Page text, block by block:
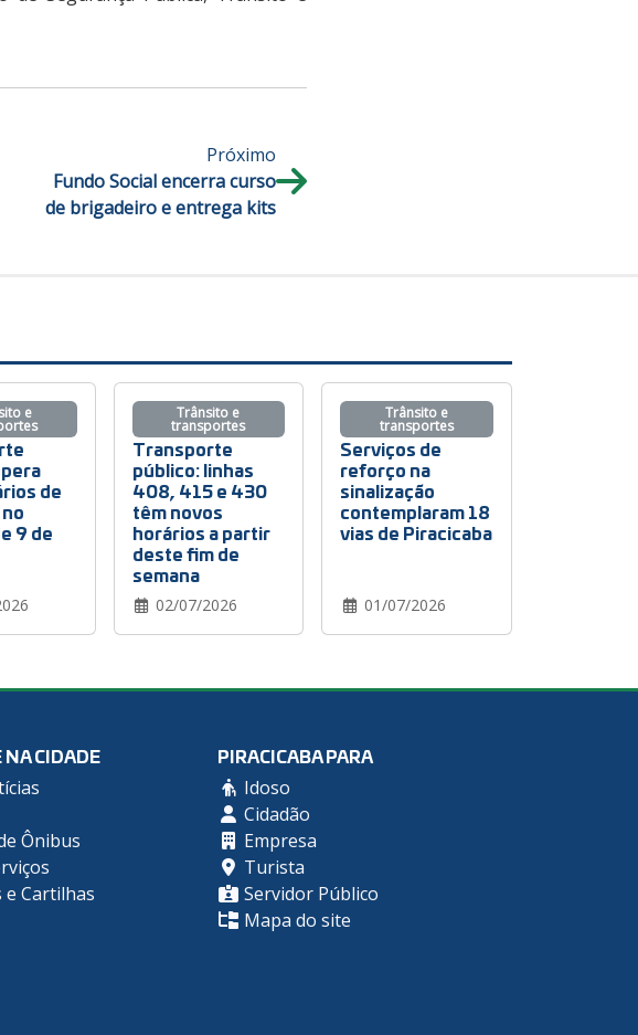
Próximo
Fundo Social encerra curso
de brigadeiro e entrega kits
de
9 de
e
Transporte
público: linhas
408, 415 e 430
têm novos
horários a partir
deste fim de
semana
02/07/2026
Trânsito e
transportes
Serviços de
reforço na
sinalização
contemplaram 18
vias de Piracicaba
01/07/2026
Trânsito e
transportes
CIDADE
Ônibus
e Cartilhas
PIRACICABA PARA
Idoso
Cidadão
Empresa
Turista
Servidor Público
Mapa do site